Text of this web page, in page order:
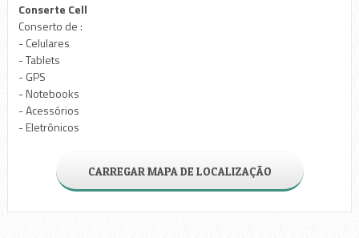
Conserte Cell
Conserto de :
- Celulares
- Tablets
- GPS
- Notebooks
- Acessórios
- Eletrônicos
CARREGAR MAPA DE LOCALIZAÇÃO